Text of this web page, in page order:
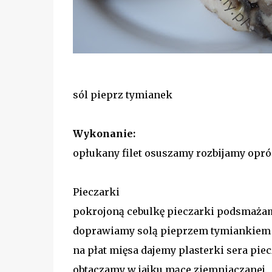
sól pieprz tymianek
Wykonanie:
opłukany filet osuszamy rozbijamy
Pieczarki
pokrojoną cebulkę pieczarki
doprawiamy solą pieprzem
na płat mięsa dajemy plasterki sera
obtaczamy w jajku mące ziemniaczanej